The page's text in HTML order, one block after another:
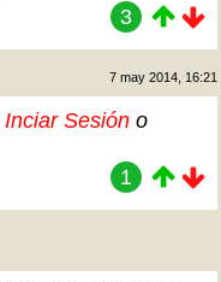
3
7 may 2014, 16:21
Inciar Sesión o
1